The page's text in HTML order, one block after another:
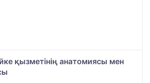
қызметінің анатомиясы мен